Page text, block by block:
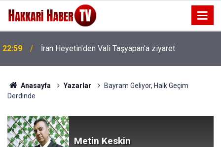
22:53 İran Sınırında 7 Kilo 720 Gram Eroin ele geçirildi
Anasayfa Yazarlar
Bayram Geliyor, Halk Geçim
Derdinde
Metin Keskin